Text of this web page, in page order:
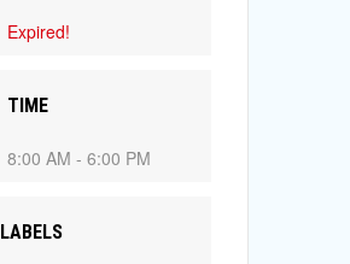
Expired!
TIME
8:00 AM - 6:00 PM
LABELS